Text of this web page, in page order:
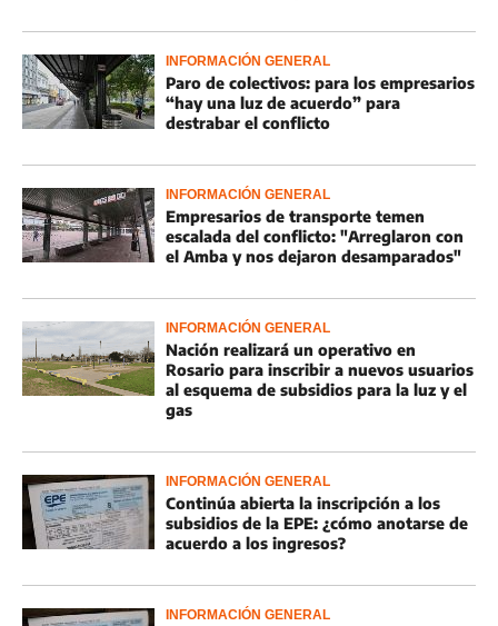
INFORMACIÓN GENERAL
Paro de colectivos: para los empresarios
“hay una luz de acuerdo” para
destrabar el conflicto
INFORMACIÓN GENERAL
Empresarios de transporte temen
escalada del conflicto: "Arreglaron con
el Amba y nos dejaron desamparados"
INFORMACIÓN GENERAL
Nación realizará un operativo en
Rosario para inscribir a nuevos usuarios
al esquema de subsidios para la luz y el
gas
INFORMACIÓN GENERAL
Continúa abierta la inscripción a los
subsidios de la EPE: ¿cómo anotarse de
acuerdo a los ingresos?
INFORMACIÓN GENERAL